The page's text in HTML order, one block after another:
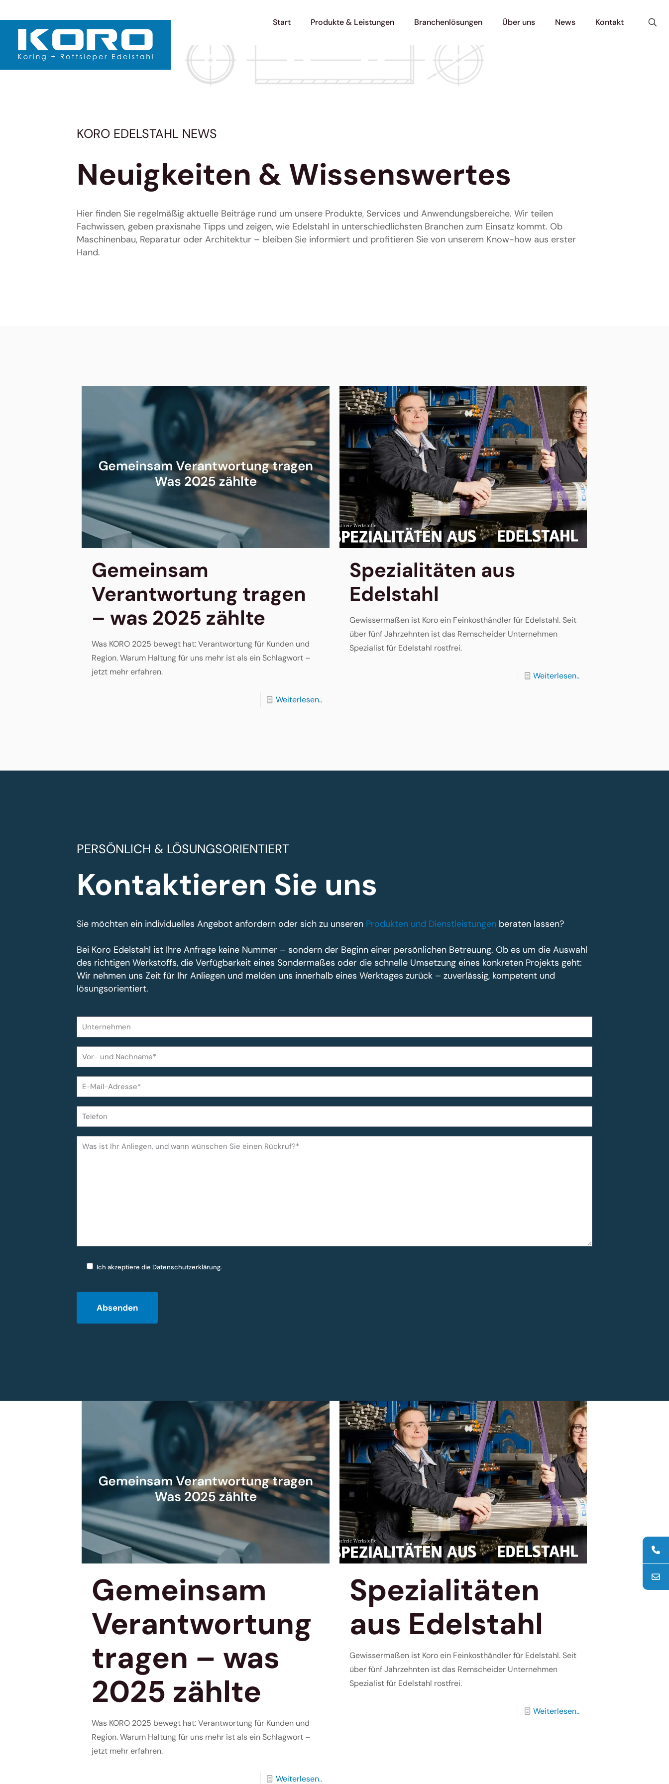
Start Produkte & Leistungen Branchenlösungen Über uns News Kontakt
KORO EDELSTAHL NEWS
Neuigkeiten & Wissenswertes
Hier finden Sie regelmäßig aktuelle Beiträge rund um unsere Produkte, Services und Anwendungsbereiche. Wir teilen
Fachwissen, geben praxisnahe Tipps und zeigen, wie Edelstahl in unterschiedlichsten Branchen zum Einsatz kommt. Ob
Maschinenbau, Reparatur oder Architektur – bleiben Sie informiert und profitieren Sie von unserem Know-how aus erster
Hand.
Gemeinsam
Verantwortung tragen
– was 2025 zählte
Was KORO 2025 bewegt hat: Verantwortung für Kunden und
Region. Warum Haltung für uns mehr ist als ein Schlagwort –
jetzt mehr erfahren.
Weiterlesen..
Spezialitäten aus
Edelstahl
Gewissermaßen ist Koro ein Fein­kosthändler für Edelstahl. Seit
über fünf Jahrzehnten ist das Remscheider Unternehmen
Spezialist für Edelstahl rostfrei.
Weiterlesen..
PERSÖNLICH & LÖSUNGSORIENTIERT
Kontaktieren Sie uns
Sie möchten ein individuelles Angebot anfordern oder sich zu unseren Produkten und Dienstleistungen beraten lassen?
Bei Koro Edelstahl ist Ihre Anfrage keine Nummer – sondern der Beginn einer persönlichen Betreuung. Ob es um die Auswahl
des richtigen Werkstoffs, die Verfügbarkeit eines Sondermaßes oder die schnelle Umsetzung eines konkreten Projekts geht:
Wir nehmen uns Zeit für Ihr Anliegen und melden uns innerhalb eines Werktages zurück – zuverlässig, kompetent und
lösungsorientiert.
Ich akzeptiere die Datenschutzerklärung.
Bitte lasse dieses Feld leer.
Gemeinsam
Verantwortung
tragen – was
2025 zählte
Was KORO 2025 bewegt hat: Verantwortung für Kunden und
Region. Warum Haltung für uns mehr ist als ein Schlagwort –
jetzt mehr erfahren.
Weiterlesen..
Spezialitäten
aus Edelstahl
Gewissermaßen ist Koro ein Fein­kosthändler für Edelstahl. Seit
über fünf Jahrzehnten ist das Remscheider Unternehmen
Spezialist für Edelstahl rostfrei.
Weiterlesen..